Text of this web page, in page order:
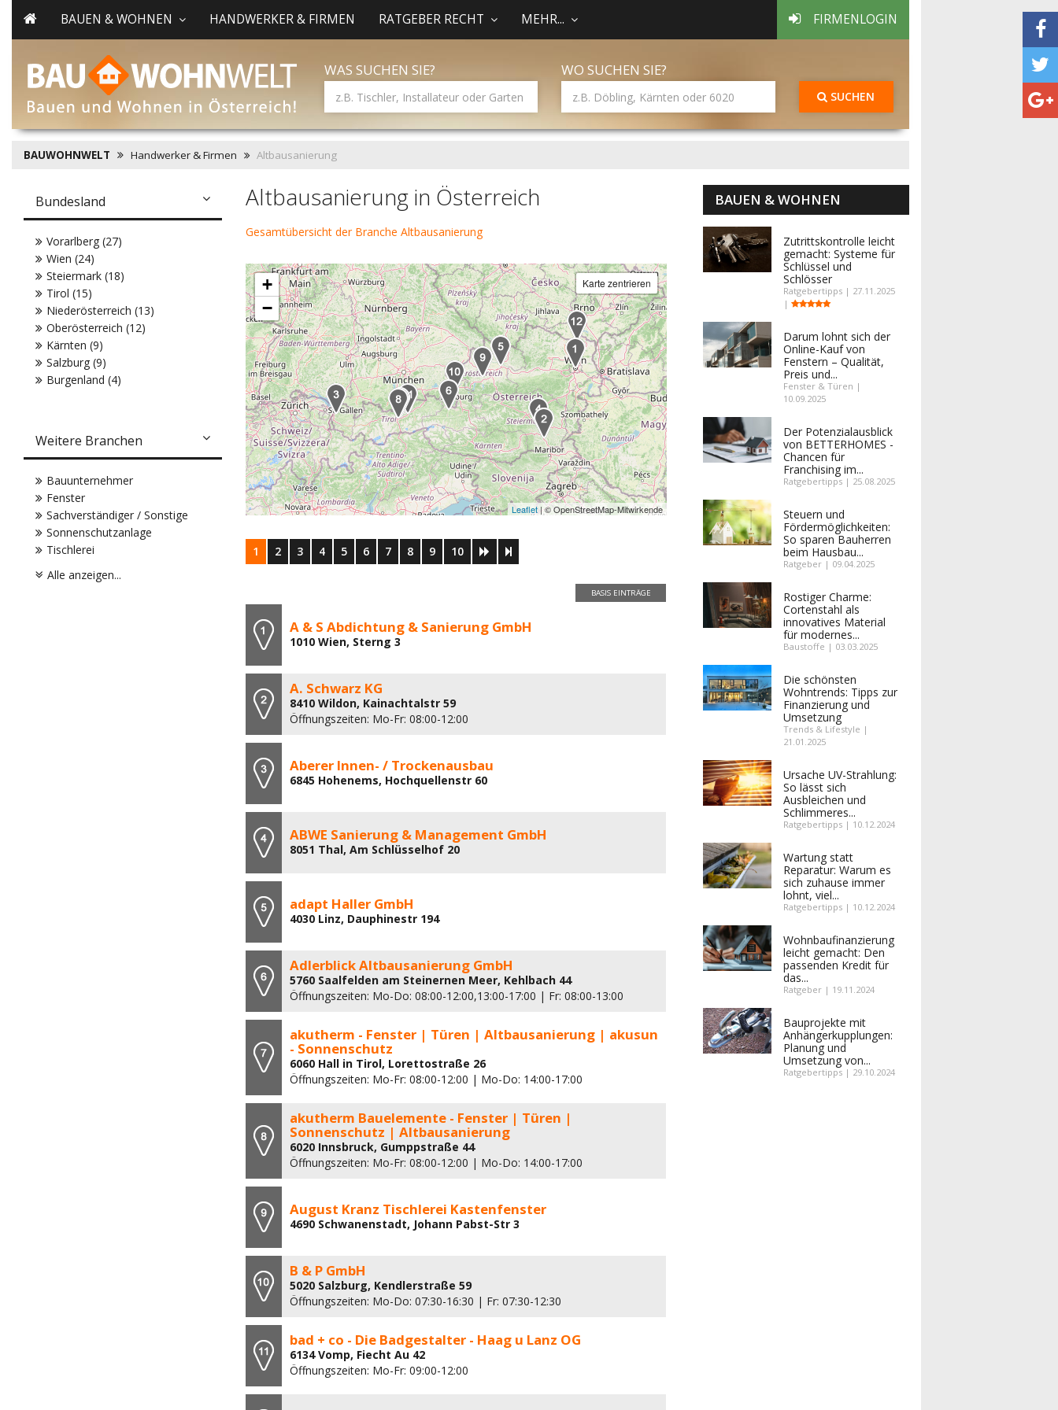
BAUEN & WOHNEN HANDWERKER & FIRMEN RATGEBER RECHT MEHR... FIRMENLOGIN
WAS SUCHEN SIE? WO SUCHEN SIE?
SUCHEN
BAUWOHNWELT Handwerker & Firmen Altbausanierung
Altbausanierung in Österreich
Gesamtübersicht der Branche Altbausanierung
+
−
Karte zentrieren
Leaflet | © OpenStreetMap-Mitwirkende
1 2 3 4 5 6 7 8 9 10
BASIS EINTRÄGE
A & S Abdichtung & Sanierung GmbH
1010 Wien, Sterng 3
A. Schwarz KG
8410 Wildon, Kainachtalstr 59
Öffnungszeiten: Mo-Fr: 08:00-12:00
Aberer Innen- / Trockenausbau
6845 Hohenems, Hochquellenstr 60
ABWE Sanierung & Management GmbH
8051 Thal, Am Schlüsselhof 20
adapt Haller GmbH
4030 Linz, Dauphinestr 194
Adlerblick Altbausanierung GmbH
5760 Saalfelden am Steinernen Meer, Kehlbach 44
Öffnungszeiten: Mo-Do: 08:00-12:00,13:00-17:00 | Fr: 08:00-13:00
akutherm - Fenster | Türen | Altbausanierung | akusun
- Sonnenschutz
6060 Hall in Tirol, Lorettostraße 26
Öffnungszeiten: Mo-Fr: 08:00-12:00 | Mo-Do: 14:00-17:00
akutherm Bauelemente - Fenster | Türen |
Sonnenschutz | Altbausanierung
6020 Innsbruck, Gumppstraße 44
Öffnungszeiten: Mo-Fr: 08:00-12:00 | Mo-Do: 14:00-17:00
August Kranz Tischlerei Kastenfenster
4690 Schwanenstadt, Johann Pabst-Str 3
B & P GmbH
5020 Salzburg, Kendlerstraße 59
Öffnungszeiten: Mo-Do: 07:30-16:30 | Fr: 07:30-12:30
bad + co - Die Badgestalter - Haag u Lanz OG
6134 Vomp, Fiecht Au 42
Öffnungszeiten: Mo-Fr: 09:00-12:00
Bundesland
Vorarlberg (27)
Wien (24)
Steiermark (18)
Tirol (15)
Niederösterreich (13)
Oberösterreich (12)
Kärnten (9)
Salzburg (9)
Burgenland (4)
Weitere Branchen
Bauunternehmer
Fenster
Sachverständiger / Sonstige
Sonnenschutzanlage
Tischlerei
Alle anzeigen...
BAUEN & WOHNEN
Zutrittskontrolle leicht
gemacht: Systeme für
Schlüssel und
Schlösser
Ratgebertipps | 27.11.2025
|
Darum lohnt sich der
Online-Kauf von
Fenstern – Qualität,
Preis und...
Fenster & Türen |
10.09.2025
Der Potenzialausblick
von BETTERHOMES -
Chancen für
Franchising im...
Ratgebertipps | 25.08.2025
Steuern und
Fördermöglichkeiten:
So sparen Bauherren
beim Hausbau...
Ratgeber | 09.04.2025
Rostiger Charme:
Cortenstahl als
innovatives Material
für modernes...
Baustoffe | 03.03.2025
Die schönsten
Wohntrends: Tipps zur
Finanzierung und
Umsetzung
Trends & Lifestyle |
21.01.2025
Ursache UV-Strahlung:
So lässt sich
Ausbleichen und
Schlimmeres...
Ratgebertipps | 10.12.2024
Wartung statt
Reparatur: Warum es
sich zuhause immer
lohnt, viel...
Ratgebertipps | 10.12.2024
Wohnbaufinanzierung
leicht gemacht: Den
passenden Kredit für
das...
Ratgeber | 19.11.2024
Bauprojekte mit
Anhängerkupplungen:
Planung und
Umsetzung von...
Ratgebertipps | 29.10.2024